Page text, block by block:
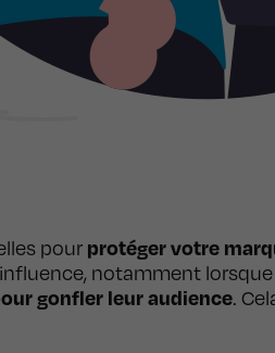
pour protéger votre
notamment
gonfler leur audience.